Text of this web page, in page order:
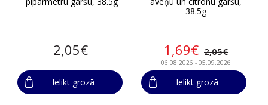
2,05€
Ielikt grozā
38.5g
1,69€ 2,05€
06.08.2026 - 05.09.2026
Ielikt grozā